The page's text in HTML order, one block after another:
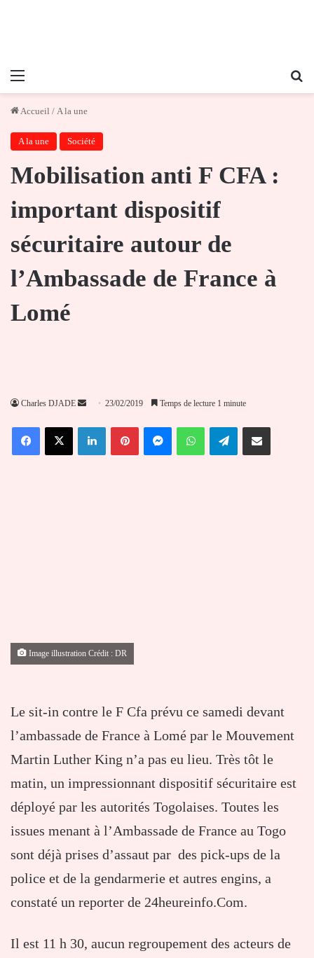
Menu
Accueil / A la une
A la une Société
Mobilisation anti F CFA :
important dispositif
sécuritaire autour de
l’Ambassade de France à
Lomé
Charles DJADE
Envoyer
courriel
23/02/2019 Temps de lecture 1 minute
FacebookX LinkedinPinterestMessengerWhatsAppTelegramPartager par email
Image illustration Crédit : DR
Le sit-in contre le F Cfa prévu ce samedi devant
l’ambassade de France à Lomé par le Mouvement
Martin Luther King n’a pas eu lieu. Très tôt le
matin, un impressionnant dispositif sécuritaire est
déployé par les autorités Togolaises. Toutes les
issues menant à l’Ambassade de France au Togo
sont déjà prises d’assaut par des pick-ups de la
police et de la gendarmerie et autres engins, a
constaté un reporter de 24heureinfo.Com.
Il est 11 h 30, aucun regroupement des acteurs de